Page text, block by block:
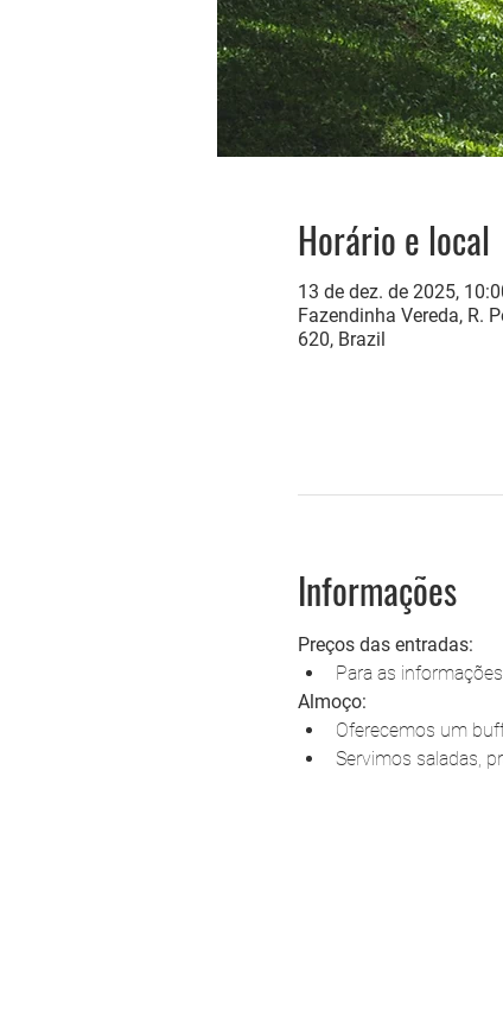
Horário e local
13 de dez. de 2025,
Fazendinha Vereda, R.
620, Brazil
Informações
Preços das entradas:
Para as
Almoço:
Oferecemos um
Servimos saladas,